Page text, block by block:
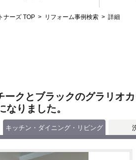
ナーズ TOP リフォーム事例検索 詳細
ークとブラックのグラリオ
りました。
キッチン・ダイニング・リビング